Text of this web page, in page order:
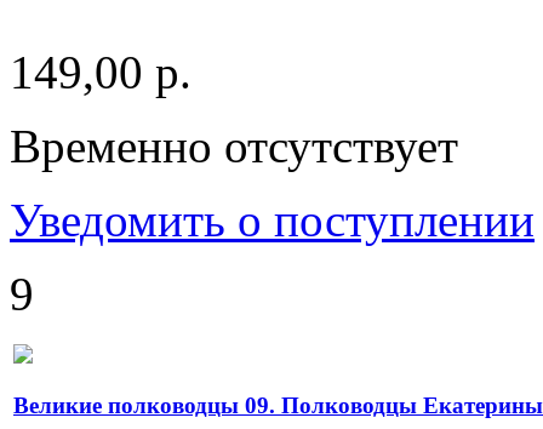
149,00 р.
Временно отсутствует
Уведомить о поступлении
9
Великие полководцы 09. Полководцы